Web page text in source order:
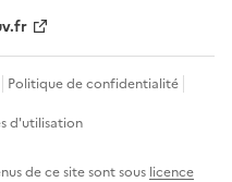
Politique de confidentialité
d'utilisation
de ce site sont sous licence